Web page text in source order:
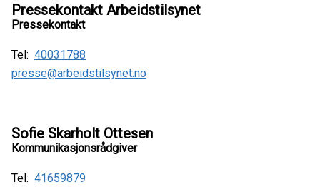
Pressekontakt Arbeidstilsynet
Pressekontakt
Tel: 40031788
presse@arbeidstilsynet.no
Sofie Skarholt Ottesen
Kommunikasjonsrådgiver
Tel: 41659879